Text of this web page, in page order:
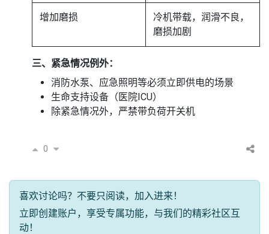
增加磨损
冷机带载，润滑不良，
磨损加剧
三、紧急情况例外：
消防水泵、应急照明等必须立即供电的场景
生命支持设备（医院ICU）
除紧急情况外，严禁带负荷开关机
0
喜欢讨论吗？不要只阅读，加入进来！
立即创建账户，享受专属功能，与我们的精彩社区互
动！